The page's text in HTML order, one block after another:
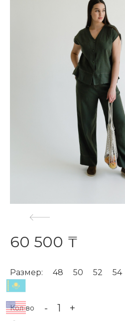
60 500 ₸
Размер: 48 50 52 54
Кол-во - +